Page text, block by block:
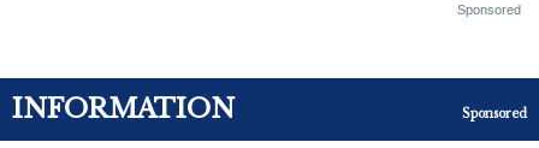
Sponsored
INFORMATION Sponsored